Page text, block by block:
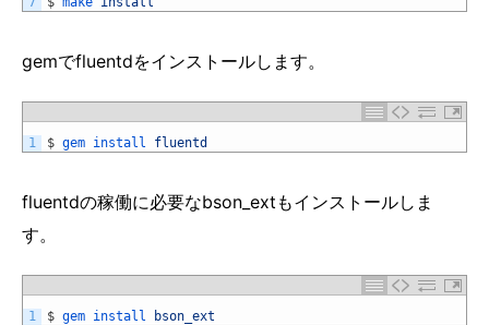
gemでfluentdをインストールします。
1 $ gem install fluentd
fluentdの稼働に必要なbson_extもインストールしま
す。
1 $ gem install bson_ext